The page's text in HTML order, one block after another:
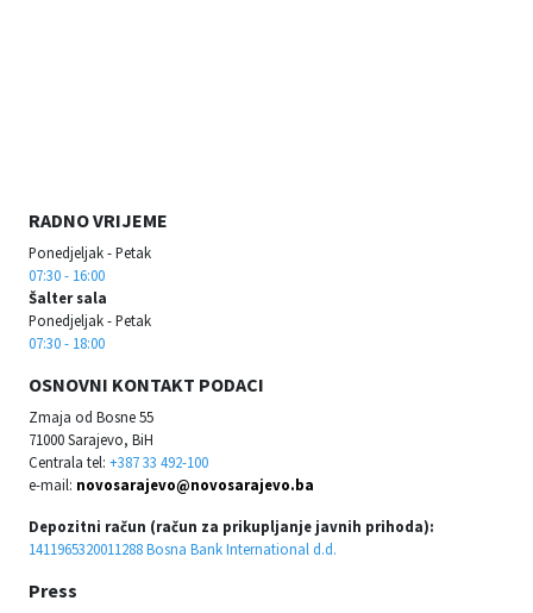
RADNO VRIJEME
Ponedjeljak - Petak
07:30 - 16:00
Šalter sala
Ponedjeljak - Petak
07:30 - 18:00
OSNOVNI KONTAKT PODACI
Zmaja od Bosne 55
71000 Sarajevo, BiH
Centrala tel: +387 33 492-100
e-mail: novosarajevo@novosarajevo.ba
Depozitni račun (račun za prikupljanje javnih prihoda):
1411965320011288 Bosna Bank International d.d.
Press